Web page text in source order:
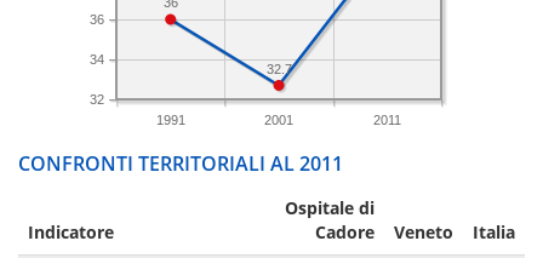
1991 2001 2011
32
34
36
32.7
CONFRONTI TERRITORIALI AL 2011
Indicatore
Ospitale di
Cadore
Veneto Italia